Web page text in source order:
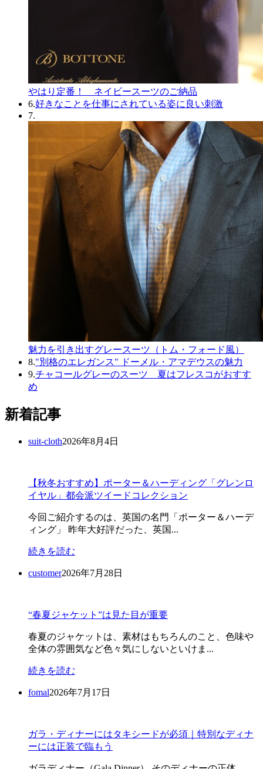
やはり定番！ ネイビースーツのご納品
6.好きなことを仕事にされている姿に良い刺激
7.
魅力を引き出すグレースーツ（トム・フォード風）
8."別格のエレガンス" ドーメル・アマデウスの魅力
9.チャコールグレーのスーツ 夏はフレスコがおすす
め
新着記事
suit-cloth2026年8月4日
【秋冬おすすめ】ポーター＆ハーディング「グレンロ
イヤル」都会派ツイードコレクション
今回ご紹介するのは、英国の名門「ポーター＆ハーデ
ィング」 昨年大好評だった、英国...
続きを読む
customer2026年7月28日
“春夏ジャケット”は見た目が重要
春夏のジャケットは、素材はもちろんのこと、色味や
全体の雰囲気など色々気にしないといけま...
続きを読む
fomal2026年7月17日
ガラ・ディナーにはタキシードが必須｜特別なディナ
ーには正装で臨もう